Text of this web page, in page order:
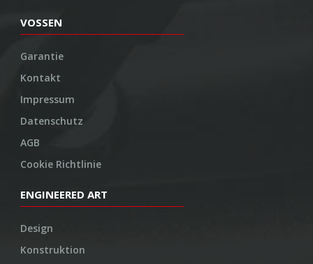
VOSSEN
Garantie
Kontakt
Impressum
Datenschutz
AGB
Cookie Richtlinie
ENGINEERED ART
Design
Konstruktion